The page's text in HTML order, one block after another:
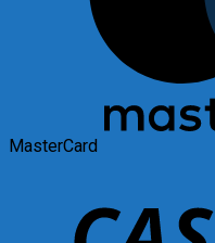
MasterCard